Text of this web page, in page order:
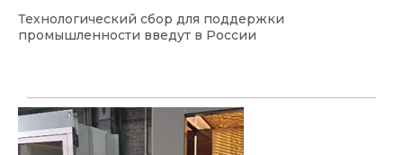
Технологический сбор для поддержки
промышленности введут в России